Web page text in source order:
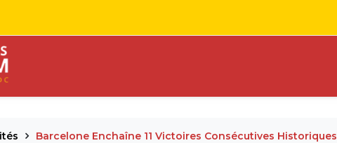
Barcelone Enchaîne 11 Victoires Consécutives Historiques